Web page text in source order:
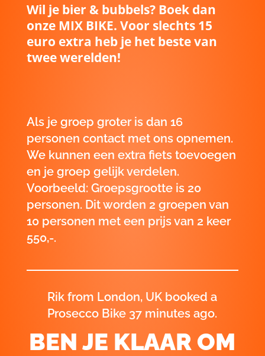
Wil je bier & bubbels? Boek dan
onze MIX BIKE. Voor slechts 15
euro extra heb je het beste van
twee werelden!
Als je groep groter is dan 16
personen contact met ons opnemen.
We kunnen een extra fiets toevoegen
en je groep gelijk verdelen.
Voorbeeld: Groepsgrootte is 20
personen. Dit worden 2 groepen van
10 personen met een prijs van 2 keer
550,-.
Rik from London, UK booked a
Prosecco Bike 37 minutes ago.
BEN JE KLAAR OM